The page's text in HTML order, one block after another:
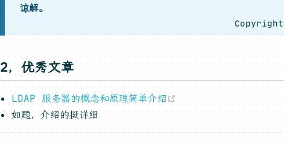
谅解。
Copyright
2，优秀文章
LDAP 服务器的概念和原理简单介绍
如题，介绍的挺详细